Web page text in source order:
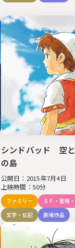
シンドバッド 空
の島
公開日：2015年7月4日
上映時間：50分
ファミリー
ＳＦ・冒険
文学・伝記
劇場作品